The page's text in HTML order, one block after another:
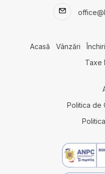
Terenuri de vanzare in Lazu
Terenuri de vanzare in Constanta
Terenuri de vanzare in Constanta
Terenuri de vanzare in Constanta
Terenuri de vanzare in Fetesti Est
Spatii comerciale de
Spatii comerciale de vanzare in
Acasă Vânzări
Taxe
Politica de